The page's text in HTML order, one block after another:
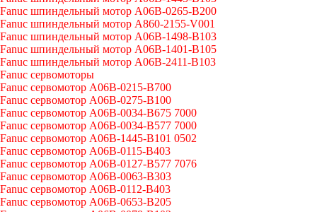
Fanuc шпиндельный мотор A06B-0265-B200
Fanuc шпиндельный мотор A860-2155-V001
Fanuc шпиндельный мотор A06B-1498-B103
Fanuc шпиндельный мотор A06B-1401-B105
Fanuc шпиндельный мотор A06B-2411-B103
Fanuc сервомоторы
Fanuc сервомотор A06B-0215-B700
Fanuc сервомотор A06B-0275-B100
Fanuc сервомотор A06B-0034-B675 7000
Fanuc сервомотор A06B-0034-B577 7000
Fanuc сервомотор A06B-1445-B101 0502
Fanuc сервомотор A06B-0115-B403
Fanuc сервомотор A06B-0127-B577 7076
Fanuc сервомотор A06B-0063-B303
Fanuc сервомотор A06B-0112-B403
Fanuc сервомотор A06B-0653-B205